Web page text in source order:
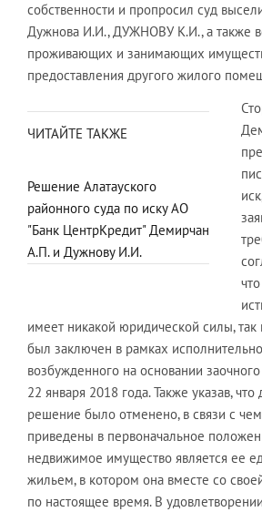
собственности и пропросил суд
Дужнова И.И., ДУЖНОВУ К.И., а также
проживающих и занимающих
предоставления другого жилого
ЧИТАЙТЕ ТАКЖЕ
Решение Алатауского
районного суда по иску АО
"Банк ЦентрКредит" Демирчан
А.П. и Дужнову И.И.
имеет никакой юридической силы,
был заключен в рамках
возбужденного на основании
22 января 2018 года. Также указав,
решение было отменено, в связи с
приведены в первоначальное
недвижимое имущество является ее
жильем, в котором она вместе со
по настоящее время. В